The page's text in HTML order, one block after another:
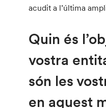
acudit a l’última
Quin és
vostra
són les
en aquest